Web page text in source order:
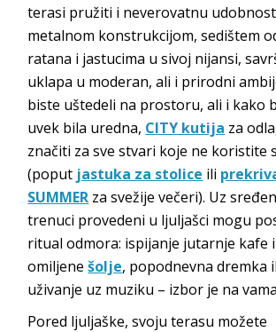
terasi pružiti i neverovatnu
metalnom konstrukcijom, sedištem
ratana i jastucima u sivoj nijansi,
uklapa u moderan, ali i prirodni
biste uštedeli na prostoru, ali i kako
uvek bila uredna, CITY kutija za
značiti za sve stvari koje ne koristite
(poput jastuka za stolice ili
SUMMER za svežije večeri). Uz
trenuci provedeni u ljuljašci mogu
ritual odmora: ispijanje jutarnje kafe
omiljenešolje, popodnevna dremka
uživanje uz muziku – izbor je na
Pored ljuljaške, svoju terasu možete